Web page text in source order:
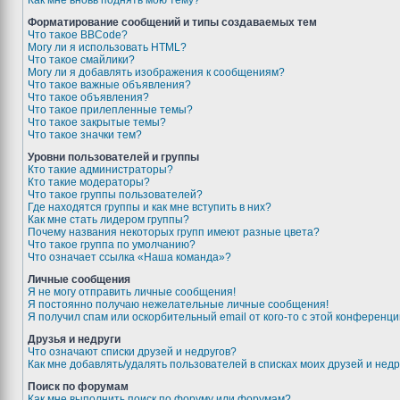
Форматирование сообщений и типы создаваемых тем
Что такое BBCode?
Могу ли я использовать HTML?
Что такое смайлики?
Могу ли я добавлять изображения к сообщениям?
Что такое важные объявления?
Что такое объявления?
Что такое прилепленные темы?
Что такое закрытые темы?
Что такое значки тем?
Уровни пользователей и группы
Кто такие администраторы?
Кто такие модераторы?
Что такое группы пользователей?
Где находятся группы и как мне вступить в них?
Как мне стать лидером группы?
Почему названия некоторых групп имеют разные цвета?
Что такое группа по умолчанию?
Что означает ссылка «Наша команда»?
Личные сообщения
Я не могу отправить личные сообщения!
Я постоянно получаю нежелательные личные сообщения!
Я получил спам или оскорбительный email от кого-то с этой
Друзья и недруги
Что означают списки друзей и недругов?
Как мне добавлять/удалять пользователей в списках моих друзей и
Поиск по форумам